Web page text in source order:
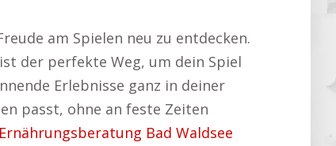
am Spielen neu zu entdecken.
der perfekte Weg, um dein Spiel
Erlebnisse ganz in deiner
passt, ohne an feste Zeiten
Ernährungsberatung Bad Waldsee